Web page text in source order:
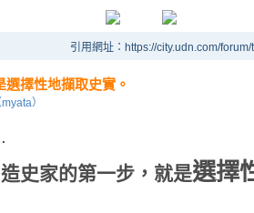
引用網址：https://city.udn.com/
擇性地擷取史實。
）
.
造史家的第一步，就是選擇